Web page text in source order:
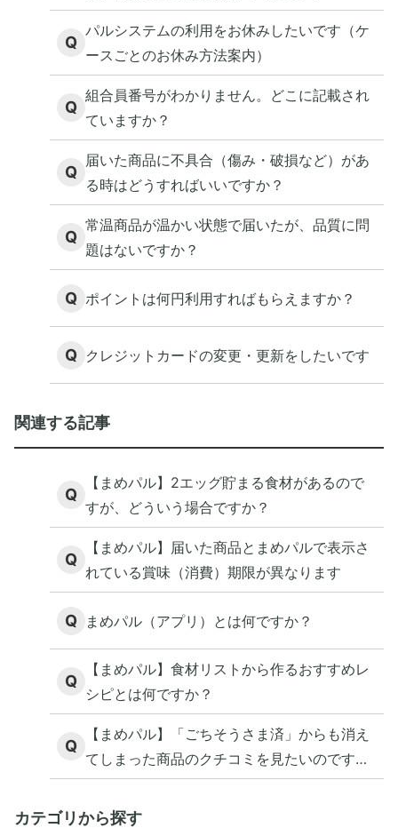
Q
パルシステムの利用をお休みしたいです（ケ
ースごとのお休み方法案内）
Q
組合員番号がわかりません。どこに記載され
ていますか？
Q
届いた商品に不具合（傷み・破損など）があ
る時はどうすればいいですか？
Q
常温商品が温かい状態で届いたが、品質に問
題はないですか？
Q ポイントは何円利用すればもらえますか？
Q クレジットカードの変更・更新をしたいです
関連する記事
Q
【まめパル】2エッグ貯まる食材があるので
すが、どういう場合ですか？
Q
【まめパル】届いた商品とまめパルで表示さ
れている賞味（消費）期限が異なります
Q まめパル（アプリ）とは何ですか？
Q
【まめパル】食材リストから作るおすすめレ
シピとは何ですか？
Q
【まめパル】「ごちそうさま済」からも消え
てしまった商品のクチコミを見たいのです
が。
カテゴリから探す